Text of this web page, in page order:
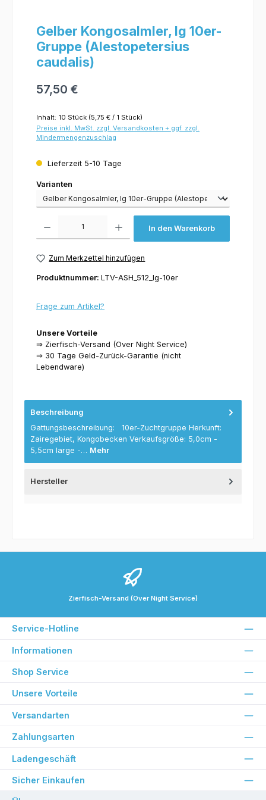
Gelber Kongosalmler, lg 10er-
Gruppe (Alestopetersius
caudalis)
57,50 €
Inhalt: 10 Stück (5,75 € / 1 Stück)
Preise inkl. MwSt. zzgl. Versandkosten + ggf. zzgl.
Mindermengenzuschlag
Lieferzeit 5-10 Tage
Varianten
Varianten
In den Warenkorb
Zum Merkzettel hinzufügen
Produktnummer: LTV-ASH_512_lg-10er
Frage zum Artikel?
Unsere Vorteile
⇒ Zierfisch-Versand (Over Night Service)
⇒ 30 Tage Geld-Zurück-Garantie (nicht
Lebendware)
Beschreibung
Gattungsbeschreibung: 10er-Zuchtgruppe Herkunft:
Zairegebiet, Kongobecken Verkaufsgröße: 5,0cm -
5,5cm large -… Mehr
Hersteller
Zierfisch-Versand (Over Night Service)
Service-Hotline
Informationen
Shop Service
Unsere Vorteile
Versandarten
Zahlungsarten
Ladengeschäft
Sicher Einkaufen